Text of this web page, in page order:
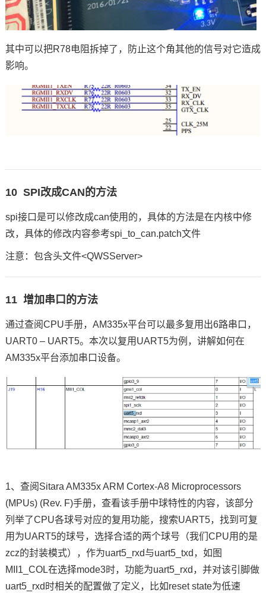
其中可以把R78电阻拆掉了，防止这个角其他的信号对它造成
影响。
10 SPI改成CAN的方法
spi接口是可以修改成can使用的，具体的方法是在内核中修
改，具体的修改内容参考spi_to_can.patch文件
注意：包含头文件<QWSServer>
11 增加串口的方法
通过查阅CPU手册，AM335x平台可以最多复用出6路串口，
UART0 – UART5。本次以复用UART5为例，讲解如何在
AM335x平台添加串口设备。
1、查阅Sitara AM335x ARM Cortex-A8 Microprocessors
(MPUs) (Rev. F)手册，查看该手册中球特性的内容，该部分
列举了CPU各球号对应的复用功能，搜索UART5，找到可复
用为UART5的球号，选择合适的两个球号（我们CPU用的是
zcz的封装模式），作为uart5_rxd与uart5_txd，如图
MII1_COL在选择mode3时，功能为uart5_rxd，并对该引脚做
uart5_rxd时相关的配置做了定义，比如reset state为低速